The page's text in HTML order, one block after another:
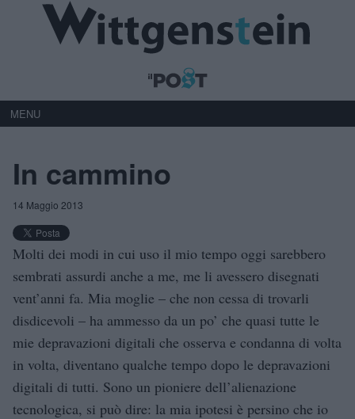
MENU
In cammino
14 Maggio 2013
Molti dei modi in cui uso il mio tempo oggi sarebbero
sembrati assurdi anche a me, me li avessero disegnati
vent’anni fa. Mia moglie – che non cessa di trovarli
disdicevoli – ha ammesso da un po’ che quasi tutte le
mie depravazioni digitali che osserva e condanna di volta
in volta, diventano qualche tempo dopo le depravazioni
digitali di tutti. Sono un pioniere dell’alienazione
tecnologica, si può dire: la mia ipotesi è persino che io